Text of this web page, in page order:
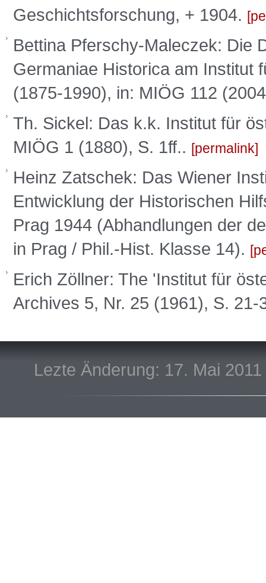
Geschichtsforschung, + 1904.
Bettina Pferschy-Maleczek: Die
Germaniae Historica am Institut
(1875-1990), in: MIÖG 112
Th. Sickel: Das k.k. Institut für
MIÖG 1 (1880), S. 1ff..
permalink
Heinz Zatschek: Das Wiener
Entwicklung der Historischen
Prag 1944 (Abhandlungen der
in Prag / Phil.-Hist. Klasse 14).
Erich Zöllner: The 'Institut für
Archives 5, Nr. 25 (1961), S.
Lezte Änderung: 17. Mai